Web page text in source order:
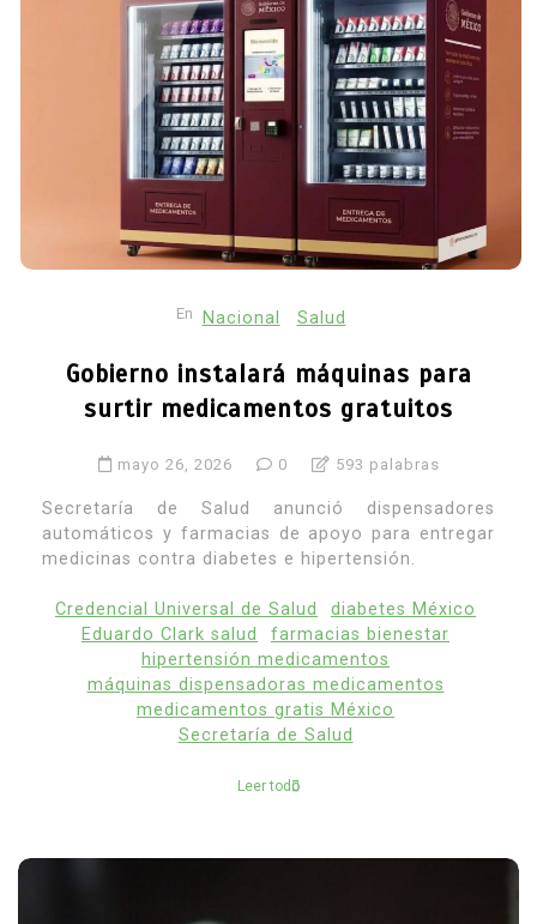
En Nacional Salud
Gobierno instalará máquinas para
surtir medicamentos gratuitos
mayo 26, 2026 0 593 palabras
Secretaría de Salud anunció dispensadores
automáticos y farmacias de apoyo para entregar
medicinas contra diabetes e hipertensión.
Credencial Universal de Salud
diabetes México
Eduardo Clark salud
farmacias bienestar
hipertensión medicamentos
máquinas dispensadoras medicamentos
medicamentos gratis México
Secretaría de Salud
Leer todo